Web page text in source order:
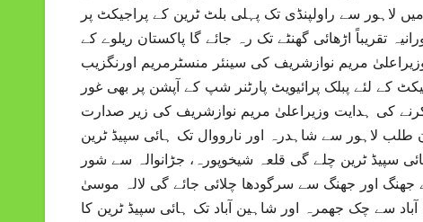
لاہور سے راولپنڈی تک پہلی بلٹ ٹرین کے پراجیکٹ پر
تقریباً اڑھائی گھنٹے تک رہ جائے گا پاکستان ریلوے کے
مریم نوازشریف کی سینئر منسٹرمریم اورنگزیب
کے لئے پبلک پرائیویٹ پارٹنر شپ کے آپشن پر بھی غور
کی ہدایت وزیراعلیٰ مریم نوازشریف کی زیر صدارت
لاہور سے شاہدرہ اور نارووال تک ہائی سپیڈ ٹرین
سپیڈ ٹرین چلے گی قلعہ شیخوپورہ، جڑانوالہ سے شور
اور جھنگ سے سرگودھا چلائی جائے گی لالہ موسیٰ
سے چک جھمرہ اور شاہین آباد تک ہائی سپیڈ ٹرین کا